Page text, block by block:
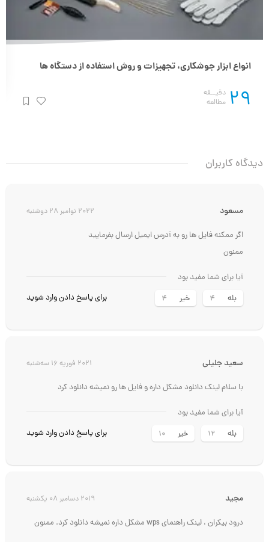
انواع ابزار جوشکاری، تجهیزات و روش استفاده از دستگاه ها
29 دقیــقه
مطالعه
دیدگاه کاربران
مسعود 2022 نوامبر 28 دوشنبه
اگر ممکنه فایل ها رو به آدرس ایمیل ارسال بفرمایید
ممنون
آیا برای شما مفید بود
بله
4 خیر 4 برای پاسخ دادن وارد شوید
سعید جلیلی 2021 فوریه 16 سه‌شنبه
با سلام لینک دانلود مشکل داره و فایل ها رو نمیشه دانلود کرد
آیا برای شما مفید بود
بله
12 خیر 10 برای پاسخ دادن وارد شوید
مجید 2019 دسامبر 08 یکشنبه
درود بیکران ، لینک راهنمای wps مشکل داره نمیشه دانلود کرد. ممنون